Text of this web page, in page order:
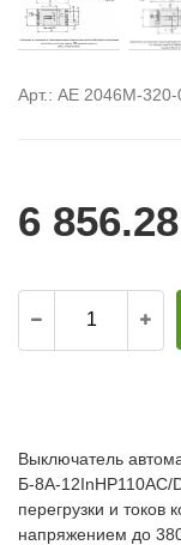
Арт.: АЕ 2046М-
6 856.28
Выключатель
Б-8А-12InНР110AC/
перегрузки и токов
напряжением до